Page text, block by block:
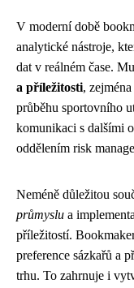
V moderní době
analytické nástroje,
dat v reálném čase.
a příležitosti,
průběhu sportovního
komunikaci s dalšími
oddělením risk
Neméně důležitou
průmyslu a
příležitostí.
preference sázkařů a
trhu. To zahrnuje i